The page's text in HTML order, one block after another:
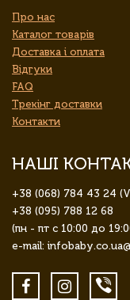
Про нас
Каталог товарів
Доставка і оплата
Відгуки
FAQ
Трекінг доставки
Контакти
НАШІ
+38 (068) 784 43 24
+38 (095) 788 12 68
(пн - пт с 10:00 до
e-mail: